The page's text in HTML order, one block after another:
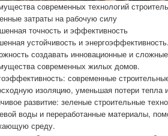
современных технологий
затраты на рабочую силу
точность и эффективность
устойчивость и энергоэффективность.
создавать инновационные и
современных жилых домов.
современные
изоляцию, уменьшая потери тепла
развитие: зеленые строительные
воды и переработанные материалы,
среду.